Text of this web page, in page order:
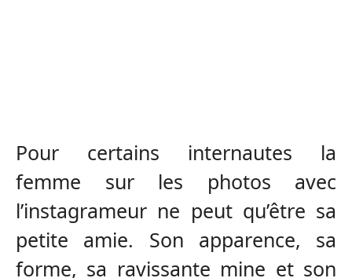
Pour certains internautes la
femme sur les photos avec
l’instagrameur ne peut qu’être sa
petite amie. Son apparence, sa
forme, sa ravissante mine et son